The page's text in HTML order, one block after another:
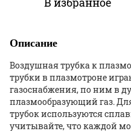
Описание
Воздушная трубка к
трубки в плазмотроне
газоснабжения, по ним в
плазмообразующий газ.
трубок используются
учитывайте, что каждой